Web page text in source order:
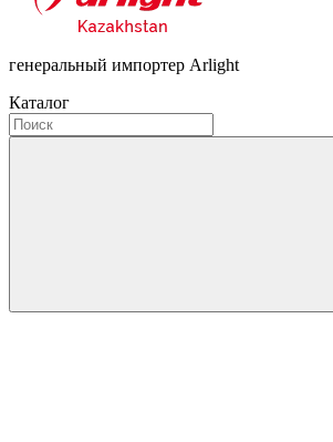
генеральный импортер Arlight
Каталог